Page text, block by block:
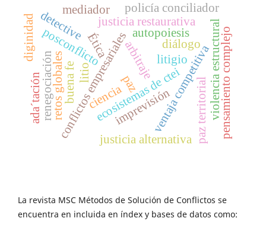
arbitraje
conflictos empresariales ventaja competitiva
ecosistemas de ctei violencia estructural
paz territorial
posconflicto
Ética pensamiento complejo
diálogo
justicia restaurativa
justicia alternativa
litio
retos globales
autopoiesis
policía conciliador
detective
renegociación buena fe
imprevisión
ada´tación paz
diginidad
mediador
litigio
ciencia
La revista MSC Métodos de Solución de Conflictos se
encuentra en incluida en índex y bases de datos como: